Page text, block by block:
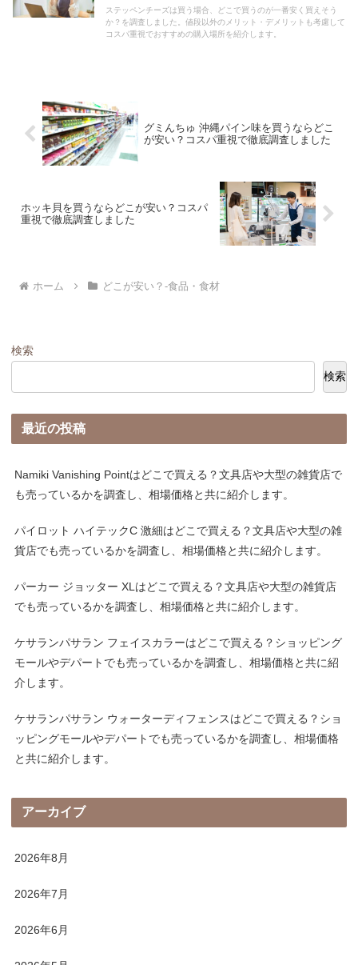
ステッペンチーズは買う場合、どこで買うのが一番安く買えそう
か？を調査しました。値段以外のメリット・デメリットも考慮して
コスパ重視でおすすめの購入場所を紹介します。
グミんちゅ 沖縄パイン味を買うならどこ
が安い？コスパ重視で徹底調査しました
ホッキ貝を買うならどこが安い？コスパ
重視で徹底調査しました
ホーム どこが安い？-食品・食材
検索
検索
最近の投稿
Namiki Vanishing Pointはどこで買える？文具店や大型の雑貨店で
も売っているかを調査し、相場価格と共に紹介します。
パイロット ハイテックC 激細はどこで買える？文具店や大型の雑
貨店でも売っているかを調査し、相場価格と共に紹介します。
パーカー ジョッター XLはどこで買える？文具店や大型の雑貨店
でも売っているかを調査し、相場価格と共に紹介します。
ケサランパサラン フェイスカラーはどこで買える？ショッピング
モールやデパートでも売っているかを調査し、相場価格と共に紹
介します。
ケサランパサラン ウォーターディフェンスはどこで買える？ショ
ッピングモールやデパートでも売っているかを調査し、相場価格
と共に紹介します。
アーカイブ
2026年8月
2026年7月
2026年6月